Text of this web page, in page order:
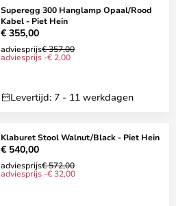
Superegg 300 Hanglamp Opaal/Rood
Kabel - Piet Hein
€ 355,00
adviesprijs€ 357,00
adviesprijs -€ 2,00
Levertijd: 7 - 11 werkdagen
Klaburet Stool Walnut/Black - Piet Hein
€ 540,00
adviesprijs€ 572,00
adviesprijs -€ 32,00